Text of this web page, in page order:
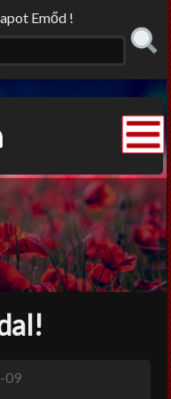
Emőd !
09